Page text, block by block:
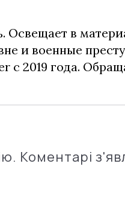
Освещает в
и военные
с 2019 года.
Коментарі